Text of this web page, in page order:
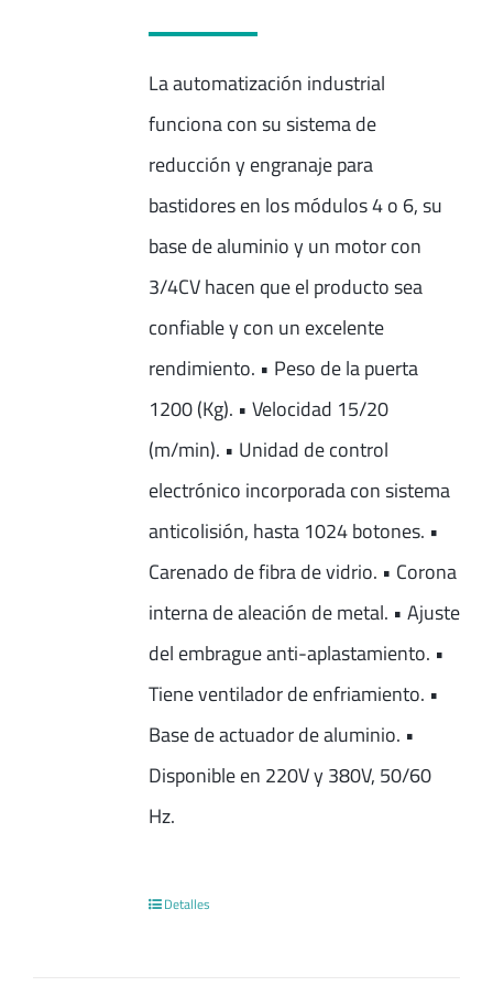
La automatización industrial
funciona con su sistema de
reducción y engranaje para
bastidores en los módulos 4 o 6, su
base de aluminio y un motor con
3/4CV hacen que el producto sea
confiable y con un excelente
rendimiento. • Peso de la puerta
1200 (Kg). • Velocidad 15/20
(m/min). • Unidad de control
electrónico incorporada con sistema
anticolisión, hasta 1024 botones. •
Carenado de fibra de vidrio. • Corona
interna de aleación de metal. • Ajuste
del embrague anti-aplastamiento. •
Tiene ventilador de enfriamiento. •
Base de actuador de aluminio. •
Disponible en 220V y 380V, 50/60
Hz.
Detalles